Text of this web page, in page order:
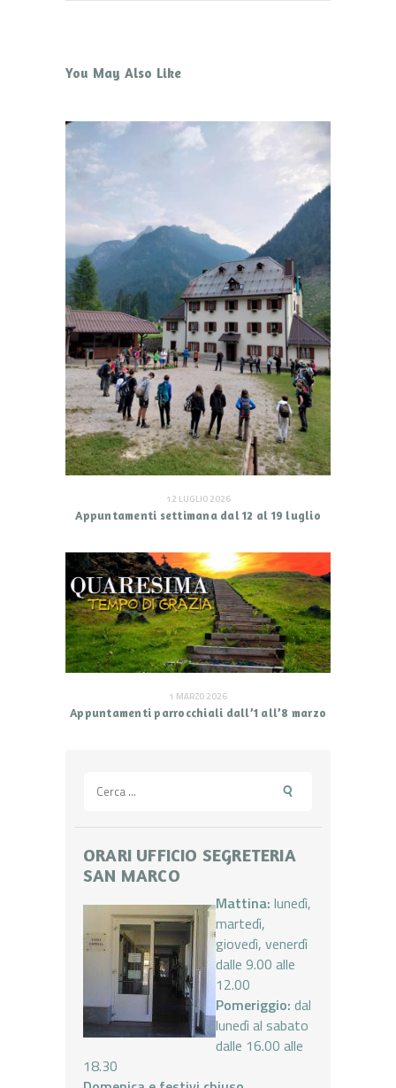
You May Also Like
12 LUGLIO 2026
Appuntamenti settimana dal 12 al 19 luglio
1 MARZO 2026
Appuntamenti parrocchiali dall’1 all’8 marzo
per:
ORARI UFFICIO SEGRETERIA
SAN MARCO
Mattina: lunedì,
martedì,
giovedì, venerdì
dalle 9.00 alle
12.00
Pomeriggio: dal
lunedì al sabato
dalle 16.00 alle
18.30